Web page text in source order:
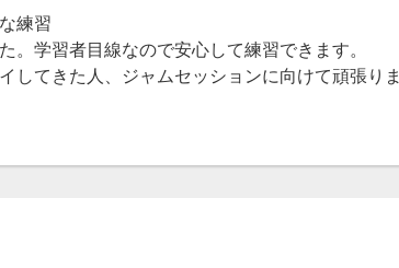
練習
。学習者目線なので安心して練習できます。
してきた人、ジャムセッションに向けて頑張りま